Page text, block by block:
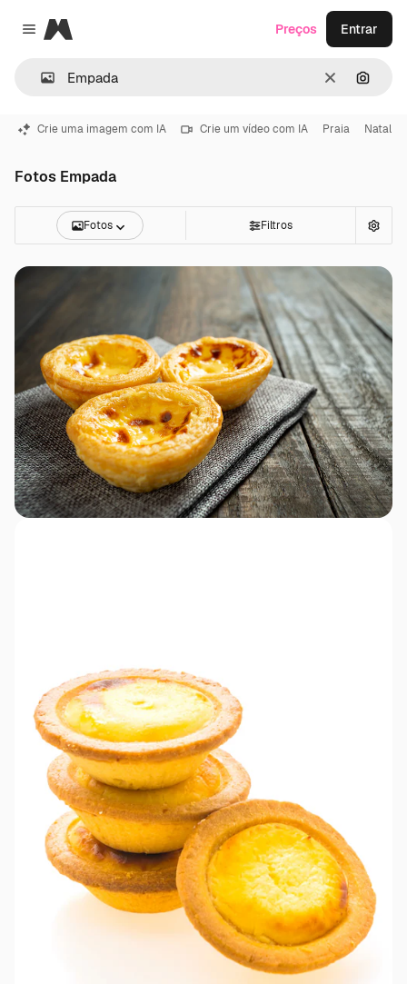
Close menu
Magnific
Limpar
Preços Entrar
Crie uma imagem com IA Crie um vídeo com IA Praia Natal
Fotos Empada
Fotos Filtros